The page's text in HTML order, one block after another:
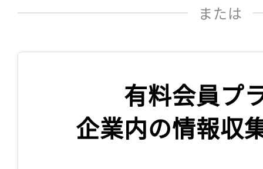
または
有料会員プ
企業内の情報収